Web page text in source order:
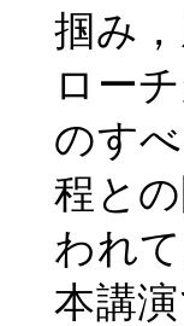
掴み
ロー
のす
程と
われ
本講